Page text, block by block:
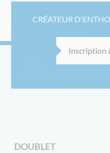
CRÉATEUR
Inscription
DOUBLET